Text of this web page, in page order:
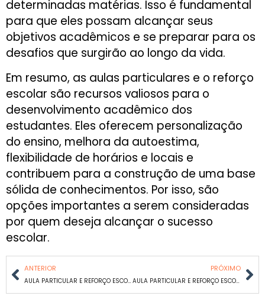
determinadas matérias. Isso é fundamental
para que eles possam alcançar seus
objetivos acadêmicos e se preparar para os
desafios que surgirão ao longo da vida.
Em resumo, as aulas particulares e o reforço
escolar são recursos valiosos para o
desenvolvimento acadêmico dos
estudantes. Eles oferecem personalização
do ensino, melhora da autoestima,
flexibilidade de horários e locais e
contribuem para a construção de uma base
sólida de conhecimentos. Por isso, são
opções importantes a serem consideradas
por quem deseja alcançar o sucesso
escolar.
ANTERIOR
AULA PARTICULAR E REFORÇO ESCOLAR DE MATEMÁTICA E PORTUGUÊS EM PALMARES
PRÓXIMO
AULA PARTICULAR E REFORÇO ESCOLAR DE MATEMÁTICA E PORTUGUÊS EM UNIÃO